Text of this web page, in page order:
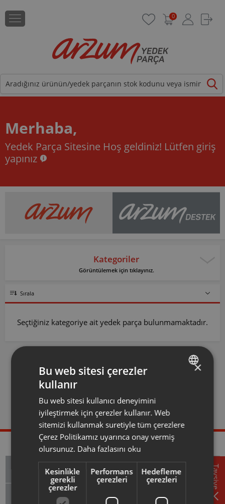
0
Merhaba,
Yedek Parça Sitesine Hoş geldiniz! Lütfen giriş
yapınız
Kategoriler
Görüntülemek için tıklayınız.
Sırala
Seçtiğiniz kategoriye ait yedek parça bulunmamaktadır.
Evden Eve Servis Yetkili Servis
Olmak İstiyorum
Hizmetler
Yardım Konuları
Tavsiye
×
Bu web sitesi çerezler
kullanır
Bu web sitesi kullanıcı deneyimini
iyileştirmek için çerezler kullanır. Web
sitemizi kullanmak suretiyle tüm çerezlere
Çerez Politikamız uyarınca onay vermiş
olursunuz. Daha fazlasını oku
Kesinlikle
gerekli
çerezler
Performans
çerezleri
Hedefleme
çerezleri